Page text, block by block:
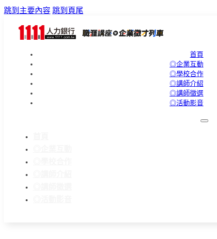
跳到主要內容 跳到頁尾
首頁
◎企業互動
◎學校合作
◎講師介紹
◎講師徵選
◎活動影音